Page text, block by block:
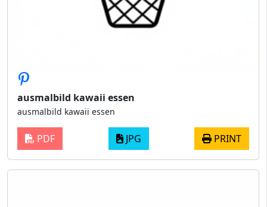
ausmalbild kawaii essen
ausmalbild kawaii essen
PDF JPG PRINT